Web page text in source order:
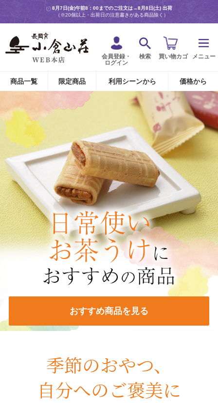
8月7日(金)午前8：00までのご注文は→8月8日(土) 出荷
（※20個以上・出荷日の注意書きがある商品除く）
会員登録・
ログイン
検索 買い物カゴ メニュー
商品一覧 限定商品 利用シーンから 価格から
おすすめ商品を見る
季節のおやつ、
自分へのご褒美に